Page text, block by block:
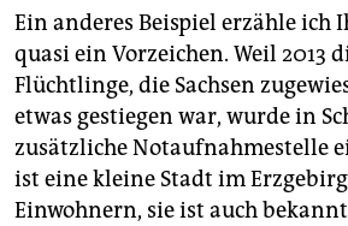
Ein anderes Beispiel erzähle ich
quasi ein Vorzeichen. Weil 2013
Flüchtlinge, die Sachsen
etwas gestiegen war, wurde in
zusätzliche Notaufnahmestelle
ist eine kleine Stadt im
Einwohnern, sie ist auch